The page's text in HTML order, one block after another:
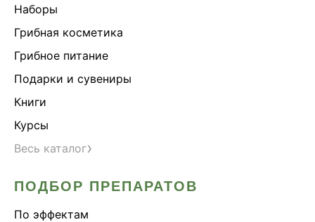
Наборы
Грибная косметика
Грибное питание
Подарки и сувениры
Книги
Курсы
Весь каталог›
ПОДБОР ПРЕПАРАТОВ
По эффектам